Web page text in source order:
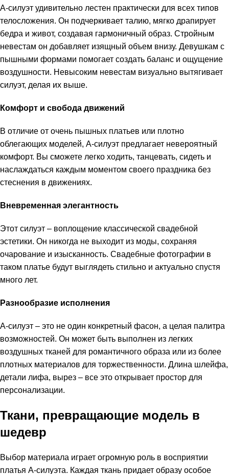
А-силуэт удивительно лестен практически для всех типов
телосложения. Он подчеркивает талию, мягко драпирует
бедра и живот, создавая гармоничный образ. Стройным
невестам он добавляет изящный объем внизу. Девушкам с
пышными формами помогает создать баланс и ощущение
воздушности. Невысоким невестам визуально вытягивает
силуэт, делая их выше.
Комфорт и свобода движений
В отличие от очень пышных платьев или плотно
облегающих моделей, А-силуэт предлагает невероятный
комфорт. Вы сможете легко ходить, танцевать, сидеть и
наслаждаться каждым моментом своего праздника без
стеснения в движениях.
Вневременная элегантность
Этот силуэт – воплощение классической свадебной
эстетики. Он никогда не выходит из моды, сохраняя
очарование и изысканность. Свадебные фотографии в
таком платье будут выглядеть стильно и актуально спустя
много лет.
Разнообразие исполнения
А-силуэт – это не один конкретный фасон, а целая палитра
возможностей. Он может быть выполнен из легких
воздушных тканей для романтичного образа или из более
плотных материалов для торжественности. Длина шлейфа,
детали лифа, вырез – все это открывает простор для
персонализации.
Ткани, превращающие модель в
шедевр
Выбор материала играет огромную роль в восприятии
платья А-силуэта. Каждая ткань придает образу особое